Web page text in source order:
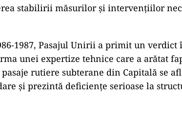
stabilirii măsurilor și intervențiilor
1987, Pasajul Unirii a primit un
unei expertize tehnice care a arătat
rutiere subterane din Capitală se
și prezintă deficiențe serioase la